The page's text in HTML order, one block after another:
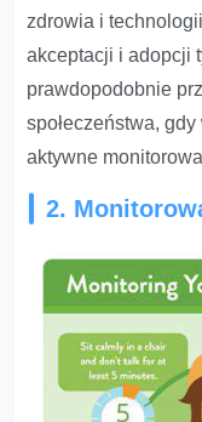
zdrowia i
akceptacji i adopcji
prawdopodobnie
społeczeństwa,
aktywne
2.